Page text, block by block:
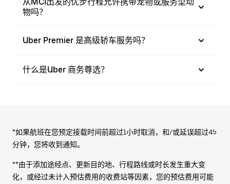
物吗？
Uber Premier 是高级轿车服务吗？
什么是Uber 商务尊选？
*如果航班在您预定接载时间前超过1小时取消，和/或延误超过45
分钟，您将收到通知。
**由于添加途经点、更新目的地、行程路线或时长发生重大变
化，或经过未计入预估费用的收费站等因素，您的预估费用可能